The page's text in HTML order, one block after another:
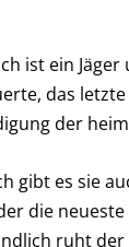
ist ein
das
der
gibt es sie
die
ruht